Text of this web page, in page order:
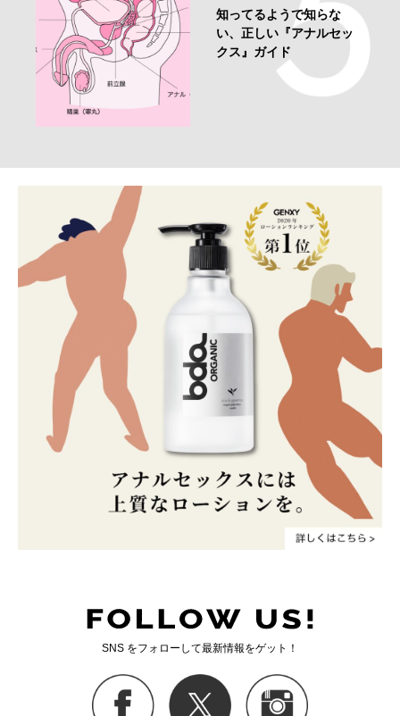
知ってるようで知らな
い、正しい『アナルセッ
クス』ガイド
SNS をフォローして最新情報をゲット！